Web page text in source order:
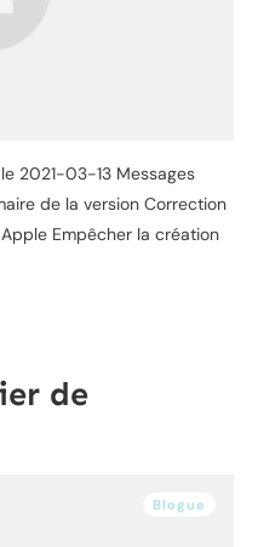
2021-03-13 Messages
de la version Correction
Empêcher la création
de
Blogue